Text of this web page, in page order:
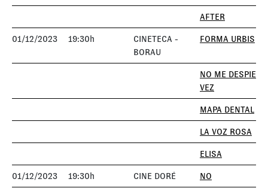
AFTER
01/12/2023 19:30h
CINETECA -
BORAU
FORMA URBIS
NO ME
VEZ
MAPA DENTAL
LA VOZ ROSA
ELISA
01/12/2023 19:30h CINE DORÉ NO